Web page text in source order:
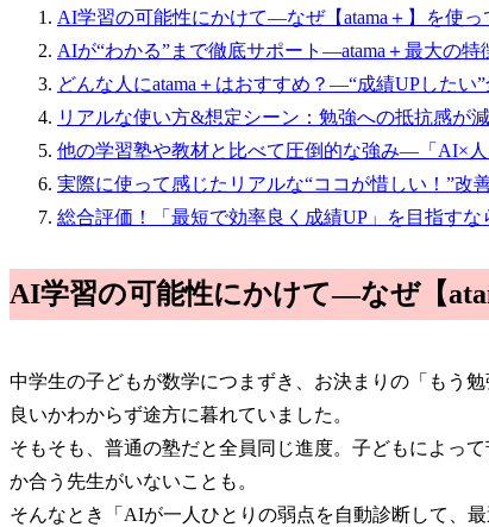
AI学習の可能性にかけて—なぜ【atama＋】を使っ
AIが“わかる”まで徹底サポート—atama＋最大の特
どんな人にatama＋はおすすめ？—“成績UPした
リアルな使い方&想定シーン：勉強への抵抗感が
他の学習塾や教材と比べて圧倒的な強み—「AI×
実際に使って感じたリアルな“ココが惜しい！”改
総合評価！「最短で効率良く成績UP」を目指す
AI学習の可能性にかけて—なぜ【
中学生の子どもが数学につまずき、お決まりの「もう
良いかわからず途方に暮れていました。
そもそも、普通の塾だと全員同じ進度。子どもによっ
か合う先生がいないことも。
そんなとき「AIが一人ひとりの弱点を自動診断して、